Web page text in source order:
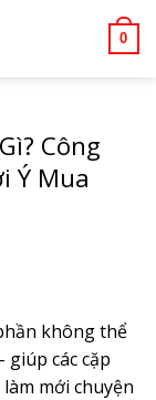
0
Công
Ý Mua
không thể
các cặp
mới chuyện